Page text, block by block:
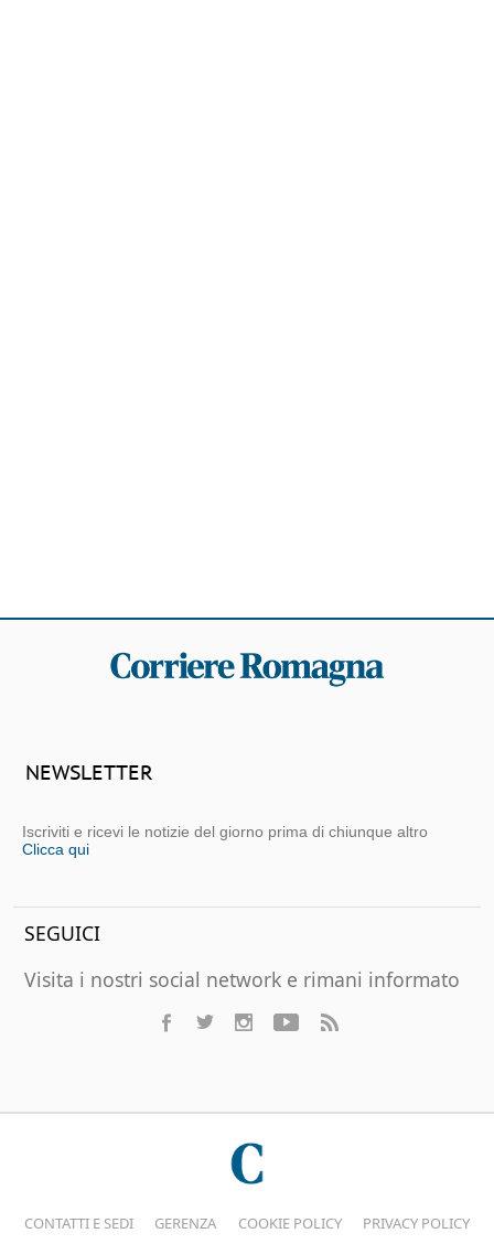
NEWSLETTER
Iscriviti e ricevi le notizie del giorno prima di chiunque altro
Clicca qui
SEGUICI
Visita i nostri social network e rimani informato
CONTATTI E SEDI GERENZA COOKIE POLICY
PRIVACY POLICY